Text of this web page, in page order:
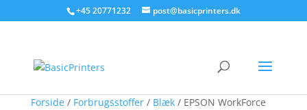
+45 20771232 post@basicprinters.dk
Forside/ Forbrugsstoffer/ Blæk/ EPSON WorkForce